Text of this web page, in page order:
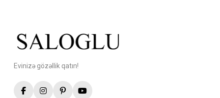
Evinizə gözəllik qatın!